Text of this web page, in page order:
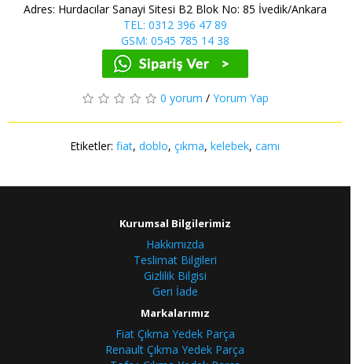
Adres: Hurdacılar Sanayi Sitesi B2 Blok No: 85 İvedik/Ankara
TEL: 0312 396 47 89
GSM: 0545 785 14 38
0 yorum / Yorum Yap
Etiketler:fiat,doblo,çıkma,kelebek,camı
Kurumsal Bilgilerimiz
Hakkımızda
Teslimat Bilgileri
Gizlilik Bilgisi
Geri İade
Markalarımız
Fiat Çıkma Yedek Parça
Renault Çıkma Yedek Parça